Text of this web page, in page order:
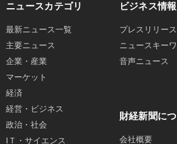
ニュースカテゴリ
最新ニュース一覧
主要ニュース
企業・産業
マーケット
経済
経営・ビジネス
政治・社会
IＴ・サイエンス
ビジネス情報
プレスリリース
ニュースキー
音声ニュース
財経新聞に
会社概要